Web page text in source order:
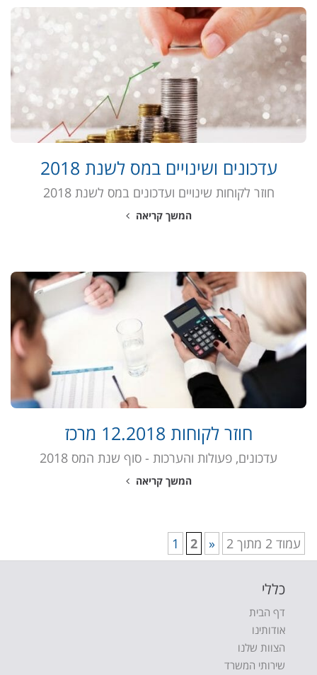
עדכונים ושינויים במס לשנת 2018
חוזר לקוחות שינויים ועדכונים במס לשנת 2018
המשך קריאה
חוזר לקוחות 12.2018 מרכז
עדכונים, פעולות והערכות - סוף שנת המס 2018
המשך קריאה
עמוד 2 מתוך 2 «
1 2
כללי
דף הבית
אודותינו
הצוות שלנו
שירותי המשרד